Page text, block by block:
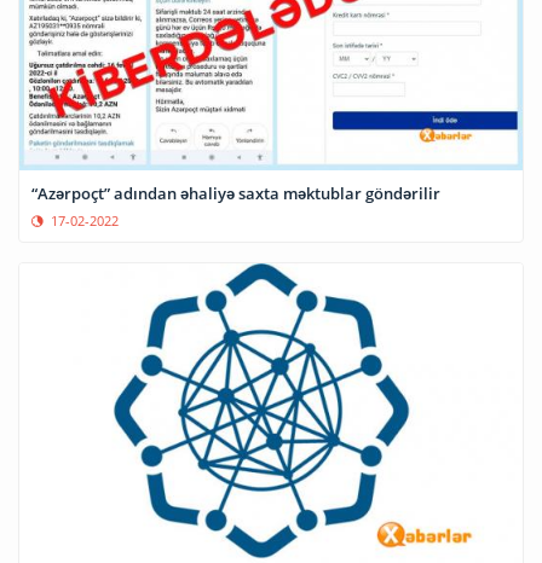
“Azərpoçt” adından əhaliyə saxta məktublar göndərilir
17-02-2022